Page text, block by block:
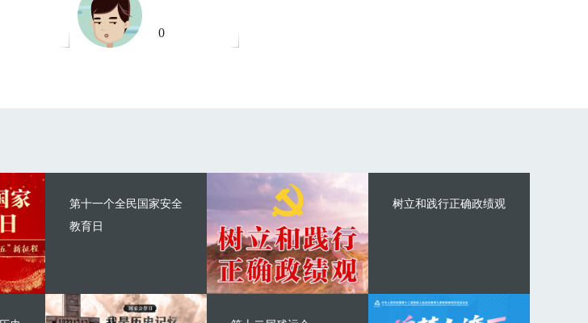
0
第十一个全民国家安全
教育日
树立和践行正确政绩观